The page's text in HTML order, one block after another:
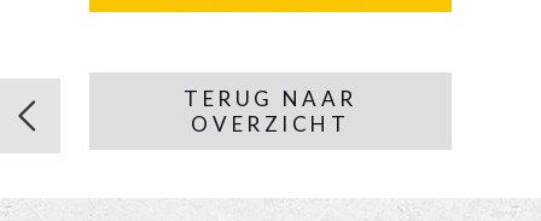
TERUG NAAR
OVERZICHT